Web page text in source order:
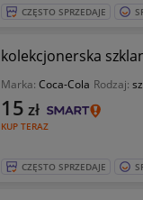
CZĘSTO SPRZEDAJE
kolekcjonerska
Marka: Coca-Cola Rodzaj:
KUP TERAZ
15 zł
CZĘSTO SPRZEDAJE